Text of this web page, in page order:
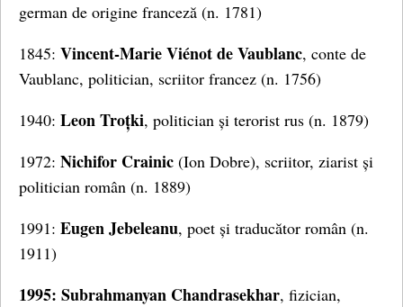
german de origine franceză (n. 1781)
1845: Vincent-Marie Viénot de Vaublanc, conte de
Vaublanc, politician, scriitor francez (n. 1756)
1940: Leon Troțki, politician și terorist rus (n. 1879)
1972: Nichifor Crainic (Ion Dobre), scriitor, ziarist și
politician român (n. 1889)
1991: Eugen Jebeleanu, poet și traducător român (n.
1911)
1995: Subrahmanyan Chandrasekhar, fizician,